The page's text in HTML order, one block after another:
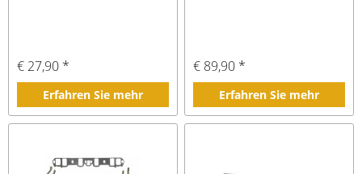
€ 27,90 *
Erfahren Sie mehr
€ 89,90 *
Erfahren Sie mehr